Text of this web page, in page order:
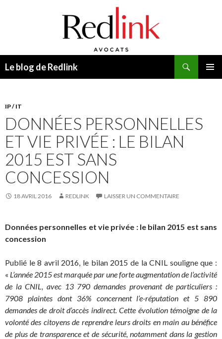
Le blog de Redlink
IP / IT
DONNÉES PERSONNELLES
ET VIE PRIVÉE : LE BILAN
2015 EST SANS
CONCESSION
18 AVRIL 2016 REDLINK LAISSER UN COMMENTAIRE
Données personnelles et vie privée : le bilan 2015 est sans
concession
Publié le 8 avril 2016, le bilan 2015 de la CNIL souligne que :
« L’année 2015 est marquée par une forte augmentation de l’activité
de la CNIL, avec 13 790 demandes provenant de particuliers :
7908 plaintes dont 36% concernent l’e-réputation et 5 890
demandes de droit d’accès indirect. Cette évolution témoigne de la
volonté des citoyens de reprendre leurs droits en main au bénéfice
de plus de transparence et de sécurité, notamment dans la gestion